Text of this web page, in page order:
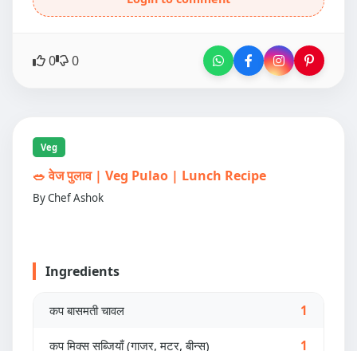
0 0
Veg
🥗 वेज पुलाव | Veg Pulao | Lunch Recipe
By Chef Ashok
Ingredients
कप बासमती चावल 1
कप मिक्स सब्जियाँ (गाजर, मटर, बीन्स) 1